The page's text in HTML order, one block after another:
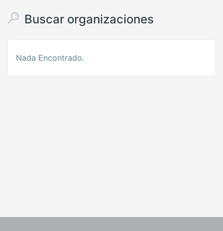
Buscar organizaciones
Nada Encontrado.